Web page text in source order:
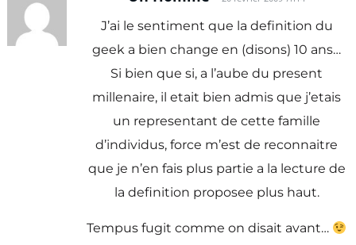
J’ai le sentiment que la definition du
geek a bien change en (disons) 10 ans…
Si bien que si, a l’aube du present
millenaire, il etait bien admis que j’etais
un representant de cette famille
d’individus, force m’est de reconnaitre
que je n’en fais plus partie a la lecture de
la definition proposee plus haut.
Tempus fugit comme on disait avant…